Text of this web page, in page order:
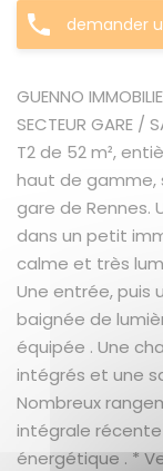
demander
GUENNO
SECTEUR GARE
T2 de 52 m²,
haut de gamme,
gare de Rennes.
dans un petit
calme et très
Une entrée, puis
baignée de
équipée . Une
intégrés et une
Nombreux
intégrale
énergétique . *